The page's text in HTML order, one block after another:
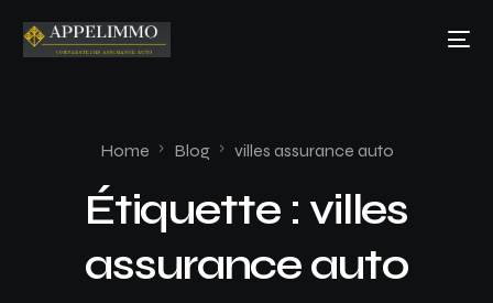
Home Blog villes assurance auto
Étiquette : villes
assurance auto